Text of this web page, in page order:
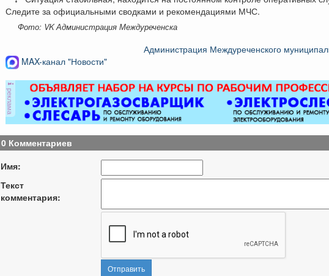
Следите за официальными сводками и рекомендациями МЧС.
Фото: VK Администрация Междуреченска
Администрация Междуреченского
MAX-канал "Новости"
реклама
0 Комментариев
Имя:
Текст
комментария:
Отправить